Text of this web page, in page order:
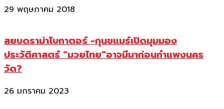
29 พฤษภาคม 2018
สยบดราม่าโบกาตอร์ -กุนขแมร์เปิดมุมมอง
ประวัติศาสตร์ “มวยไทย”อาจมีมาก่อนกำแพงนคร
วัด?
26 มกราคม 2023